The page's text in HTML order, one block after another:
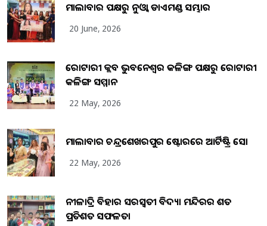
ମାଲାବାର ପକ୍ଷରୁ ନୁଓ୍ବା ଡାଏମଣ୍ଡ ସମ୍ଭାର
20 June, 2026
ରୋଟାରୀ କ୍ଲବ ଭୁବନେଶ୍ୱର କଳିଙ୍ଗ ପକ୍ଷରୁ ରୋଟାରୀ
କଳିଙ୍ଗ ସମ୍ମାନ
22 May, 2026
ମାଲାବାର ଚନ୍ଦ୍ରଶେଖରପୁର ଷ୍ଟୋରରେ ଆର୍ଟିଷ୍ଟ୍ରି ସୋ
22 May, 2026
ନୀଳାଦ୍ରି ବିହାର ସରସ୍ୱତୀ ବିଦ୍ୟା ମନ୍ଦିରର ଶତ
ପ୍ରତିଶତ ସଫଳତା